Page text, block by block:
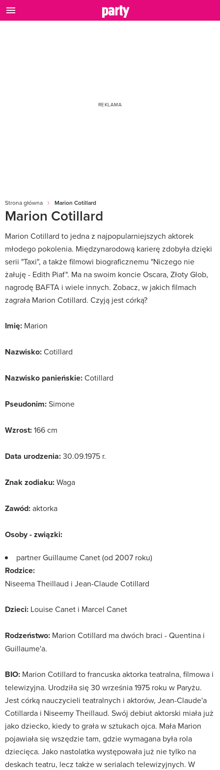
Strona główna Marion Cotillard
Marion Cotillard
Marion Cotillard to jedna z najpopularniejszych aktorek
młodego pokolenia. Międzynarodową karierę zdobyła dzięki
serii "Taxi", a także filmowi biograficznemu "Niczego nie
żałuję - Edith Piaf". Ma na swoim koncie Oscara, Złoty Glob,
nagrodę BAFTA i wiele innych. Zobacz, w jakich filmach
zagrała Marion Cotillard. Czyją jest córką?
Imię: Marion
Nazwisko:Cotillard
Nazwisko panieńskie:Cotillard
Pseudonim:Simone
Wzrost:166 cm
Data urodzenia:30.09.1975 r.
Znak zodiaku:Waga
Zawód:aktorka
Osoby - związki:
partner Guillaume Canet (od 2007 roku)
Rodzice:
Niseema Theillaud i Jean-Claude Cotillard
Dzieci: Louise Canet i Marcel Canet
Rodzeństwo: Marion Cotillard ma dwóch braci - Quentina i
Guillaume'a.
BIO: Marion Cotillard to francuska aktorka teatralna, filmowa i
telewizyjna. Urodziła się 30 września 1975 roku w Paryżu.
Jest córką nauczycieli teatralnych i aktorów, Jean-Claude'a
Cotillarda i Niseemy Theillaud. Swój debiut aktorski miała już
jako dziecko, kiedy to grała w sztukach ojca. Mała Marion
pojawiała się wszędzie tam, gdzie wymagana była rola
dziecięca. Jako nastolatka występowała już nie tylko na
deskach teatru, lecz także w serialach telewizyjnych. W